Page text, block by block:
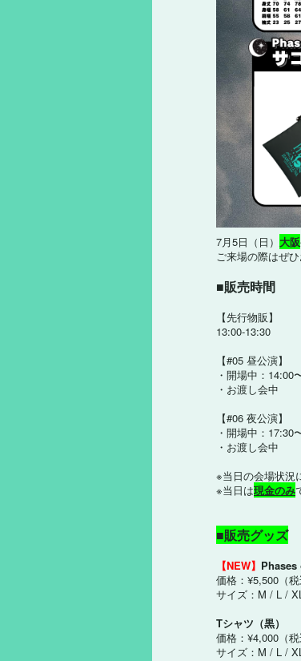
7月5日（日） 大阪
ご来場の際はぜ
■販売時間
【先行物販】
13:00-13:30
【#05 昼公演】
・開場中：14:00
・お渡し会中
【#06 夜公演】
・開場中：17:30
・お渡し会中
※当日の会場状況
※当日は現金のみ
■販売グッズ
【NEW】 Phases
価格：¥5,500（税
サイズ：M / L /
Tシャツ（黒）
価格：¥4,000（税
サイズ：M / L /